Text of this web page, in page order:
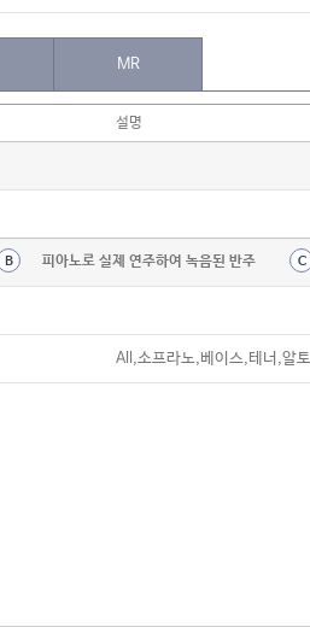
MR
설명
B 피아노로 실제 연주하여 녹음된 반주 C
All,소프라노,베이스,테너,알토